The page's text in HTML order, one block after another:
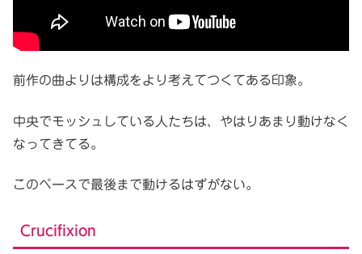
前作の曲よりは構成をより考えてつくてある印象。
中央でモッシュしている人たちは、やはりあまり動けなく
なってきてる。
このペースで最後まで動けるはずがない。
Crucifixion